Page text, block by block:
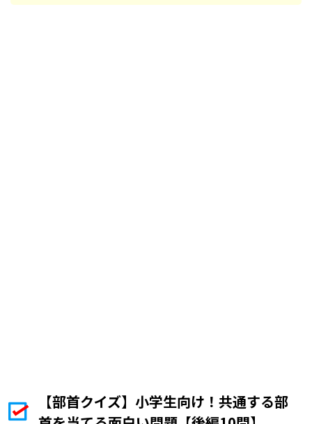
【部首クイズ】小学生向け！共通する部